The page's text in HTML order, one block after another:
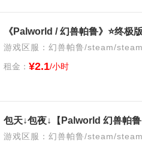
《Palworld / 幻兽帕鲁》⭐终极
游戏区服：幻兽帕鲁/steam/steam
租金： ¥2.1/小时
游戏区服：幻兽帕鲁/steam/steam